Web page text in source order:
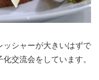
ッシャーが大きいはずで
交流会をしています。